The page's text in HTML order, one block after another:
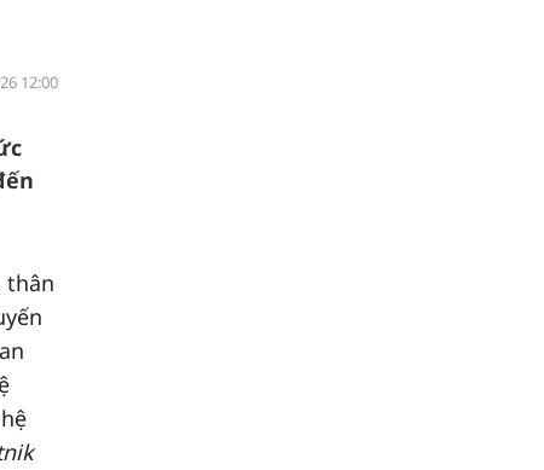
12:00
thân